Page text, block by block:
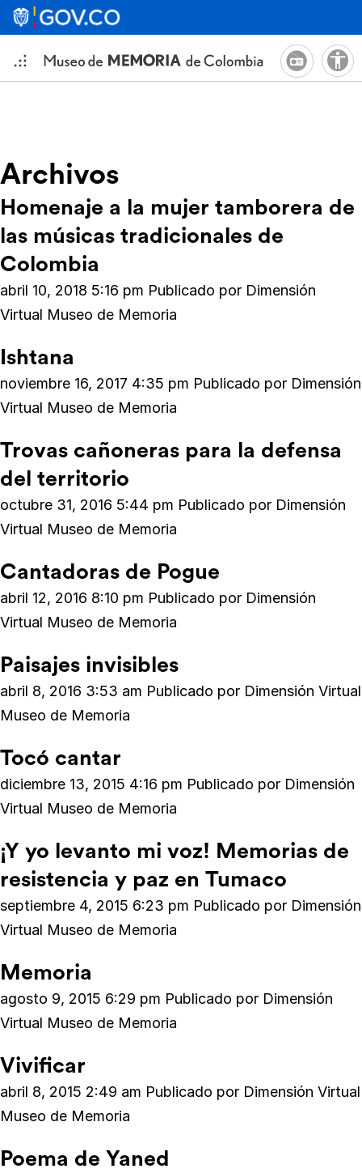
Archivos
Homenaje a la mujer tamborera de
las músicas tradicionales de
Colombia
abril 10, 2018 5:16 pm Publicado por Dimensión
Virtual Museo de Memoria
Ishtana
noviembre 16, 2017 4:35 pm Publicado por Dimensión
Virtual Museo de Memoria
Trovas cañoneras para la defensa
del territorio
octubre 31, 2016 5:44 pm Publicado por Dimensión
Virtual Museo de Memoria
Cantadoras de Pogue
abril 12, 2016 8:10 pm Publicado por Dimensión
Virtual Museo de Memoria
Paisajes invisibles
abril 8, 2016 3:53 am Publicado por Dimensión Virtual
Museo de Memoria
Tocó cantar
diciembre 13, 2015 4:16 pm Publicado por Dimensión
Virtual Museo de Memoria
¡Y yo levanto mi voz! Memorias de
resistencia y paz en Tumaco
septiembre 4, 2015 6:23 pm Publicado por Dimensión
Virtual Museo de Memoria
Memoria
agosto 9, 2015 6:29 pm Publicado por Dimensión
Virtual Museo de Memoria
Vivificar
abril 8, 2015 2:49 am Publicado por Dimensión Virtual
Museo de Memoria
Poema de Yaned